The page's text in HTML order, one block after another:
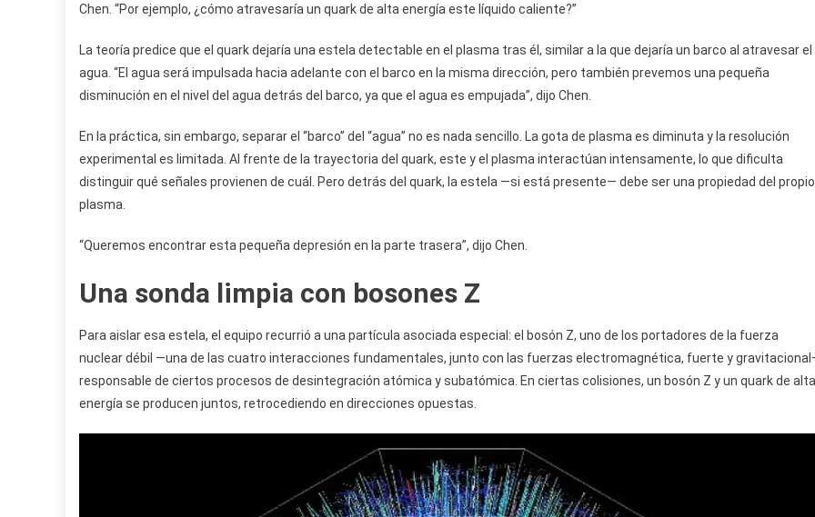
Chen. “Por ejemplo, ¿cómo atravesaría un quark de alta energía este líquido caliente?”
La teoría predice que el quark dejaría una estela detectable en el plasma tras él, similar a la que dejaría un barco al atravesar el
agua. “El agua será impulsada hacia adelante con el barco en la misma dirección, pero también prevemos una pequeña
disminución en el nivel del agua detrás del barco, ya que el agua es empujada”, dijo Chen.
En la práctica, sin embargo, separar el “barco” del “agua” no es nada sencillo. La gota de plasma es diminuta y la resolución
experimental es limitada. Al frente de la trayectoria del quark, este y el plasma interactúan intensamente, lo que dificulta
distinguir qué señales provienen de cuál. Pero detrás del quark, la estela —si está presente— debe ser una propiedad del propio
plasma.
“Queremos encontrar esta pequeña depresión en la parte trasera”, dijo Chen.
Una sonda limpia con bosones Z
Para aislar esa estela, el equipo recurrió a una partícula asociada especial: el bosón Z, uno de los portadores de la fuerza
nuclear débil —una de las cuatro interacciones fundamentales, junto con las fuerzas electromagnética, fuerte y
responsable de ciertos procesos de desintegración atómica y subatómica. En ciertas colisiones, un bosón Z y un quark de alta
energía se producen juntos, retrocediendo en direcciones opuestas.